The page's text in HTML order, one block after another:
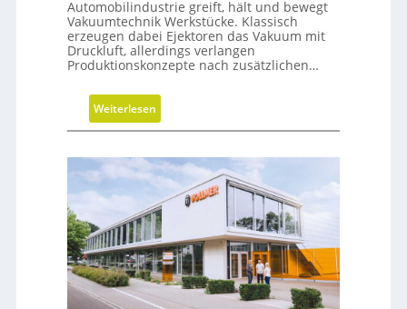
s
r
i
c
u
g
Automobilindustrie greift, hält und bewegt
Vakuumtechnik Werkstücke. Klassisch
erzeugen dabei Ejektoren das Vakuum mit
Druckluft, allerdings verlangen
Produktionskonzepte nach zusätzlichen…
Weiterlesen
V
k
u
m
w
i
r
d